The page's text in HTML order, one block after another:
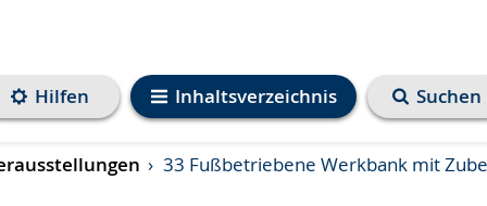
Inhaltsverzeichnis
Hilfen Suchen
33 Fußbetriebene Werkbank mit